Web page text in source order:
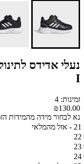
I
זמינות: 4
₪130.00
נא לבחור מידה מהמידות
21 - אזל מהמלאי
22
23
24